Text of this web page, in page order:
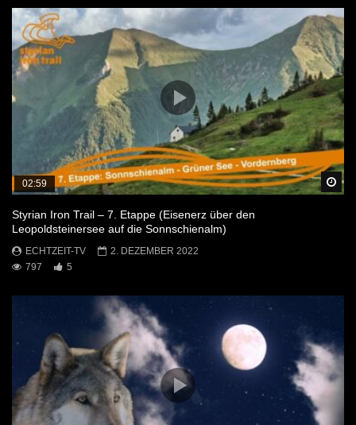
02:59
Styrian Iron Trail – 7. Etappe (Eisenerz über den
Leopoldsteinersee auf die Sonnschienalm)
ECHTZEIT-TV
2. DEZEMBER 2022
797
5